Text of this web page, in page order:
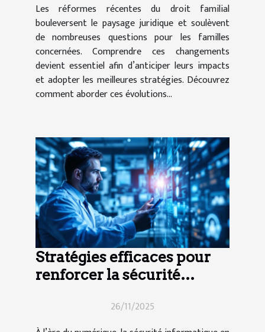
Les réformes récentes du droit familial
bouleversent le paysage juridique et soulèvent
de nombreuses questions pour les familles
concernées. Comprendre ces changements
devient essentiel afin d’anticiper leurs impacts
et adopter les meilleures stratégies. Découvrez
comment aborder ces évolutions...
Stratégies efficaces pour
renforcer la sécurité
26/11/2025